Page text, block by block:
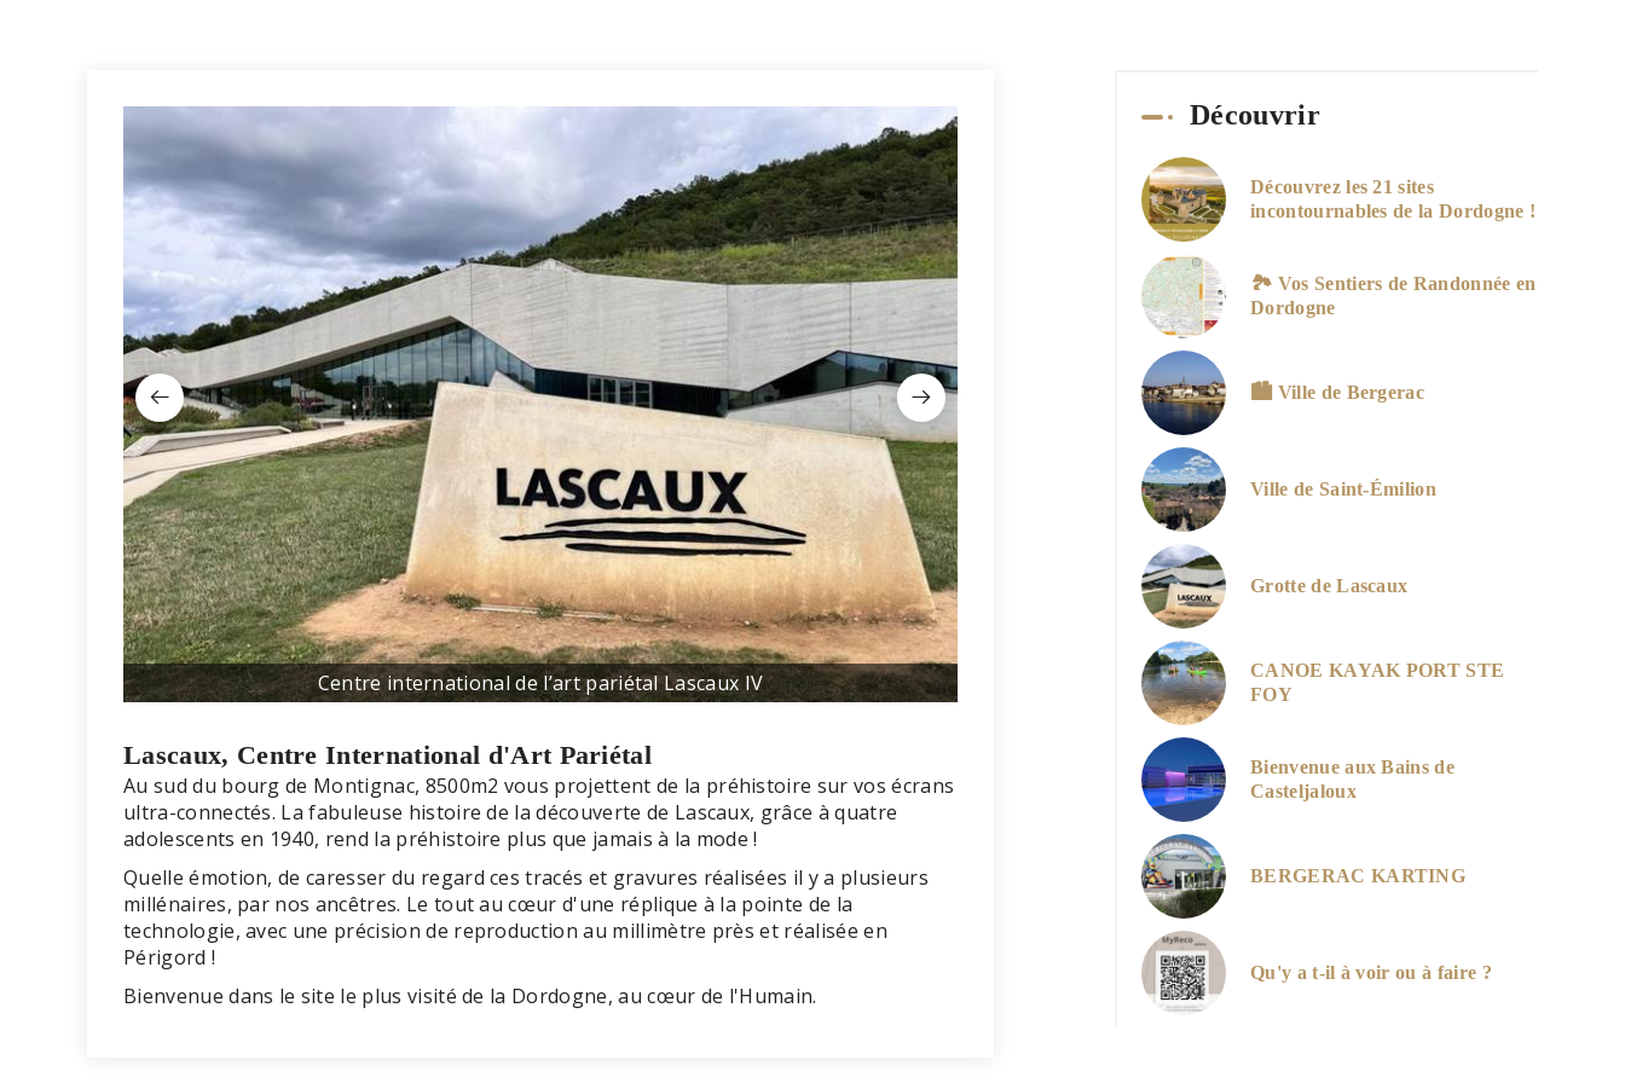
Centre international de l’art pariétal Lascaux IV Entrée-Grotte-Lascaux
Lascaux, Centre International d'Art Pariétal
Au sud du bourg de Montignac, 8500m2 vous projettent de la préhistoire sur vos écrans
ultra-connectés. La fabuleuse histoire de la découverte de Lascaux, grâce à quatre
adolescents en 1940, rend la préhistoire plus que jamais à la mode !
Quelle émotion, de caresser du regard ces tracés et gravures réalisées il y a plusieurs
millénaires, par nos ancêtres. Le tout au cœur d'une réplique à la pointe de la
technologie, avec une précision de reproduction au millimètre près et réalisée en
Périgord !
Bienvenue dans le site le plus visité de la Dordogne, au cœur de l'Humain.
Découvrir
Découvrez les 21 sites
incontournables de la Dordogne !
🏞️ Vos Sentiers de Randonnée en
Dordogne
🏙️ Ville de Bergerac
Ville de Saint-Émilion
Grotte de Lascaux
CANOE KAYAK PORT STE
FOY
Bienvenue aux Bains de
Casteljaloux
BERGERAC KARTING
Qu'y a t-il à voir ou à faire ?